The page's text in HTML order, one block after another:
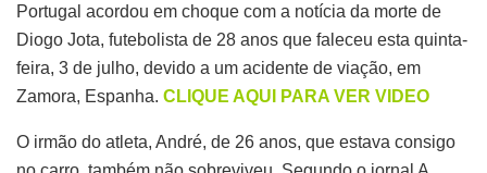
Portugal acordou em choque com a notícia da morte de
Diogo Jota, futebolista de 28 anos que faleceu esta quinta-
feira, 3 de julho, devido a um acidente de viação, em
Zamora, Espanha. CLIQUE AQUI PARA VER VIDEO
O irmão do atleta, André, de 26 anos, que estava consigo